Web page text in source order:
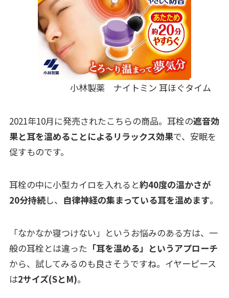
小林製薬 ナイトミン 耳ほぐタイム
2021年10月に発売されたこちらの商品。耳栓の遮音効
果と耳を温めることによるリラックス効果で、安眠を
促すものです。
耳栓の中に小型カイロを入れると約40度の温かさが
20分持続し、 自律神経の集まっている耳を温めます。
「なかなか寝つけない」というお悩みのある方は、一
般の耳栓とは違った 「耳を温める」というアプローチ
から、試してみるのも良さそうですね。イヤーピース
は2サイズ(SとM)。